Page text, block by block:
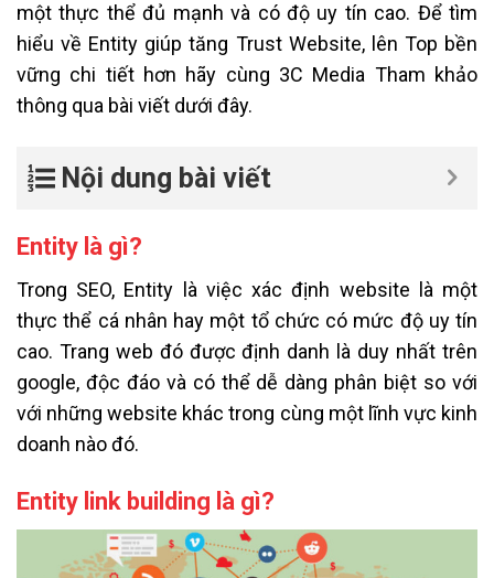
một thực thể đủ mạnh và có độ uy tín cao. Để tìm
hiểu về Entity giúp tăng Trust Website, lên Top bền
vững chi tiết hơn hãy cùng 3C Media Tham khảo
thông qua bài viết dưới đây.
Nội dung bài viết
Entity là gì?
Trong SEO, Entity là việc xác định website là một
thực thể cá nhân hay một tổ chức có mức độ uy tín
cao. Trang web đó được định danh là duy nhất trên
google, độc đáo và có thể dễ dàng phân biệt so với
với những website khác trong cùng một lĩnh vực kinh
doanh nào đó.
Entity link building là gì?